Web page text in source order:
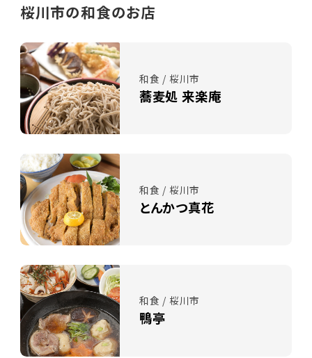
桜川市の和食のお店
和食 / 桜川市
蕎麦処 来楽庵
和食 / 桜川市
とんかつ真花
和食 / 桜川市
鴨亭